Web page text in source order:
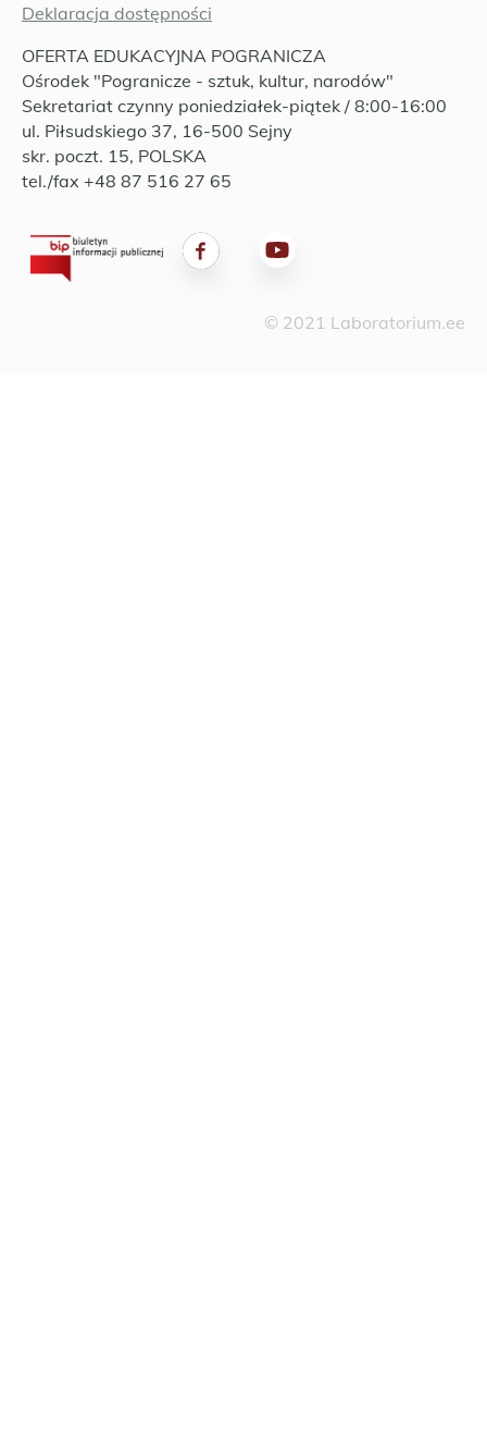
Deklaracja dostępności
OFERTA EDUKACYJNA POGRANICZA
Ośrodek "Pogranicze - sztuk, kultur, narodów"
Sekretariat czynny poniedziałek-piątek / 8:00-16:00
ul. Piłsudskiego 37, 16-500 Sejny
skr. poczt. 15, POLSKA
tel./fax +48 87 516 27 65
© 2021 Laboratorium.ee